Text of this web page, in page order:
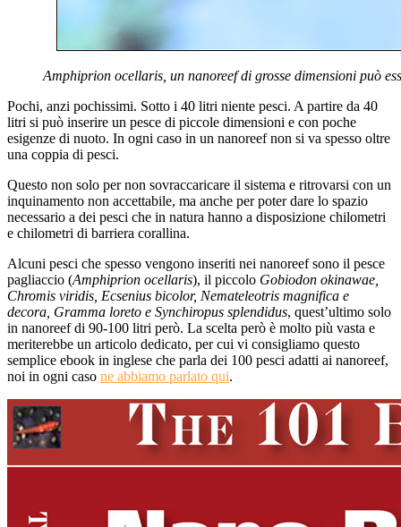
Amphiprion ocellaris, un nanoreef di grosse dimensioni può
Pochi, anzi pochissimi. Sotto i 40 litri niente pesci. A partire da 40
litri si può inserire un pesce di piccole dimensioni e con poche
esigenze di nuoto. In ogni caso in un nanoreef non si va spesso oltre
una coppia di pesci.
Questo non solo per non sovraccaricare il sistema e ritrovarsi con un
inquinamento non accettabile, ma anche per poter dare lo spazio
necessario a dei pesci che in natura hanno a disposizione chilometri
e chilometri di barriera corallina.
Alcuni pesci che spesso vengono inseriti nei nanoreef sono il pesce
pagliaccio (Amphiprion ocellaris), il piccolo Gobiodon okinawae,
Chromis viridis, Ecsenius bicolor, Nemateleotris magnifica e
decora, Gramma loreto e Synchiropus splendidus, quest’ultimo solo
in nanoreef di 90-100 litri però. La scelta però è molto più vasta e
meriterebbe un articolo dedicato, per cui vi consigliamo questo
semplice ebook in inglese che parla dei 100 pesci adatti ai nanoreef,
noi in ogni caso ne abbiamo parlato qui.